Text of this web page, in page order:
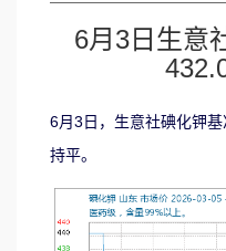
6月3日生意
6月3日，生意社碘化钾
持平。